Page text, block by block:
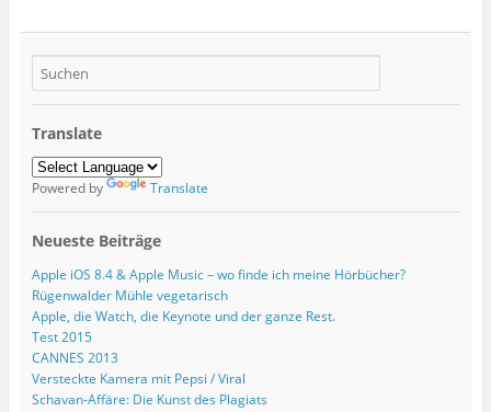
Translate
Powered by Translate
Neueste Beiträge
Apple iOS 8.4 & Apple Music – wo finde ich meine Hörbücher?
Rügenwalder Mühle vegetarisch
Apple, die Watch, die Keynote und der ganze Rest.
Test 2015
CANNES 2013
Versteckte Kamera mit Pepsi / Viral
Schavan-Affäre: Die Kunst des Plagiats